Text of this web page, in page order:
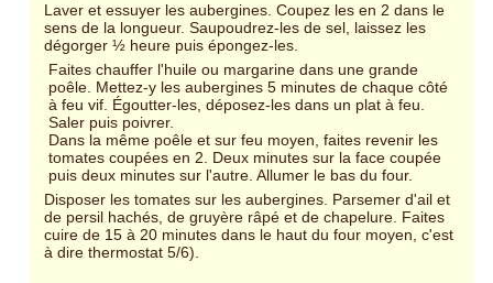
Laver et essuyer les aubergines. Coupez les en 2 dans le
sens de la longueur. Saupoudrez-les de sel, laissez les
dégorger ½ heure puis épongez-les.
Faites chauffer l'huile ou margarine dans une grande
poêle. Mettez-y les aubergines 5 minutes de chaque côté
à feu vif. Égoutter-les, déposez-les dans un plat à feu.
Saler puis poivrer.
Dans la même poêle et sur feu moyen, faites revenir les
tomates coupées en 2. Deux minutes sur la face coupée
puis deux minutes sur l'autre. Allumer le bas du four.
Disposer les tomates sur les aubergines. Parsemer d'ail et
de persil hachés, de gruyère râpé et de chapelure. Faites
cuire de 15 à 20 minutes dans le haut du four moyen, c'est
à dire thermostat 5/6).